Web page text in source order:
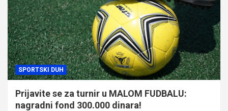
SPORTSKI DUH
Prijavite se za turnir u MALOM FUDBALU:
nagradni fond 300.000 dinara!